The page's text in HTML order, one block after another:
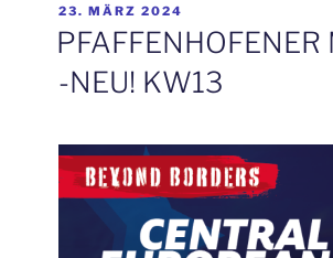
VERÖFFENTLICHT
23. MÄRZ 2024
-NEU! KW13